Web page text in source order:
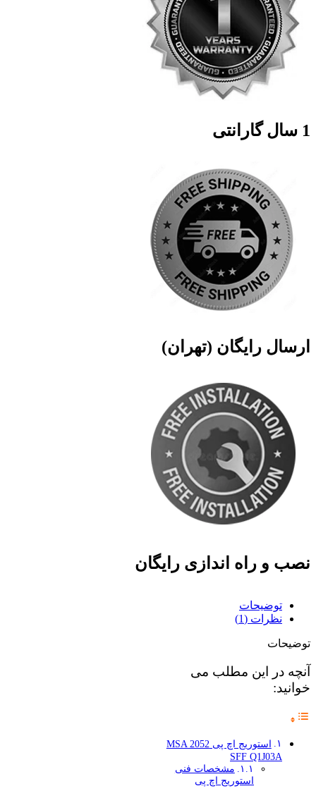
1 سال گارانتی
ارسال رایگان (تهران)
نصب و راه اندازی رایگان
توضیحات
نظرات (1)
توضیحات
آنچه در این مطلب می
خوانید:
استوریج اچ پی MSA 2052
SFF Q1J03A
مشخصات فنی
استوریج اچ پی